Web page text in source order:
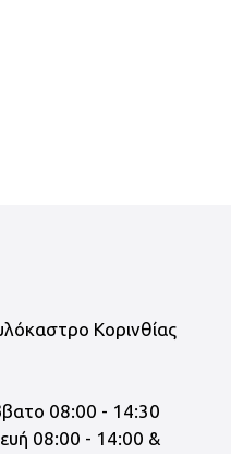
Κορινθίας
08:00 - 14:30
08:00 - 14:00 &